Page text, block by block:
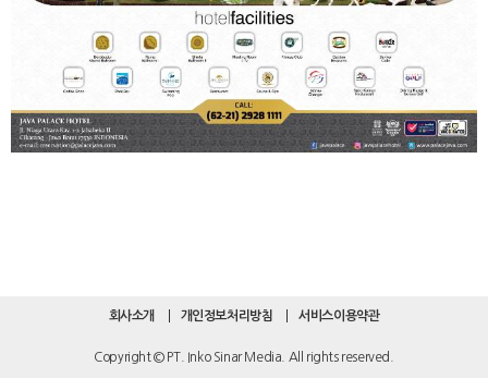
회사소개 개인정보처리방침 서비스이용약관
Copyright © PT. Inko Sinar Media. All rights reserved.